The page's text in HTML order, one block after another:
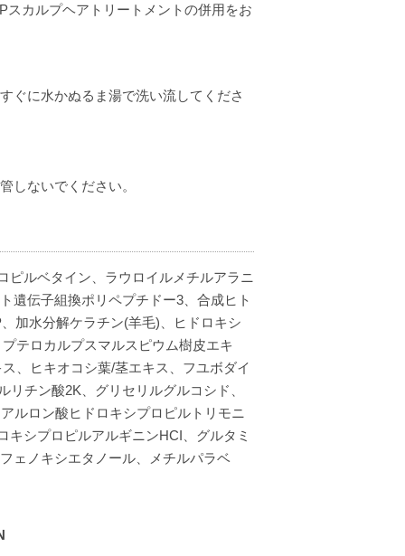
カルプヘアトリートメントの併用をお
ぐに水かぬるま湯で洗い流してくださ
しないでください。
ピルベタイン、ラウロイルメチルアラニ
遺伝子組換ポリペプチドー3、合成ヒト
加水分解ケラチン(羊毛)、ヒドロキシ
テロカルプスマルスピウム樹皮エキ
、ヒキオコシ葉/茎エキス、フユボダイ
チン酸2K、グリセリルグルコシド、
ルロン酸ヒドロキシプロピルトリモニ
シプロピルアルギニンHCI、グルタミ
ェノキシエタノール、メチルパラベ